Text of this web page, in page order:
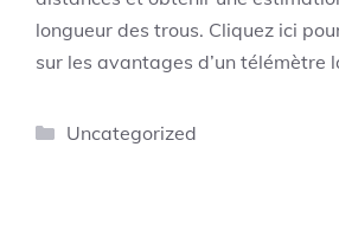
longueur des trous. Cliquez ici
sur les avantages d’un télémètre
Catégories
Uncategorized